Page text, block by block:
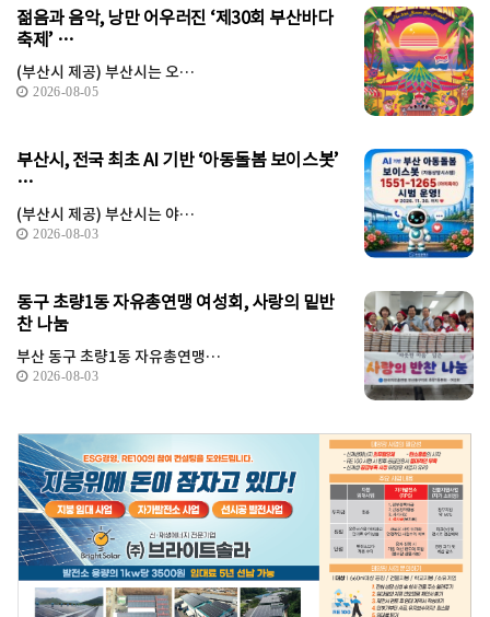
젊음과 음악, 낭만 어우러진 ‘제30회 부산바다
축제’ …
(부산시 제공) 부산시는 오…
2026-08-05
부산시, 전국 최초 AI 기반 ‘아동돌봄 보이스봇’
…
(부산시 제공) 부산시는 야…
2026-08-03
동구 초량1동 자유총연맹 여성회, 사랑의 밑반
찬 나눔
부산 동구 초량1동 자유총연맹…
2026-08-03